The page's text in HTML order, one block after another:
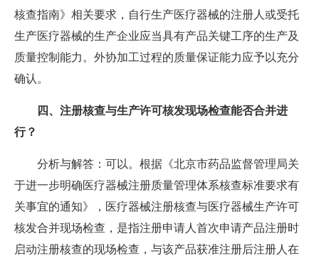
核查指南》相关要求，自行生产医疗器械的注册人或受托
生产医疗器械的生产企业应当具有产品关键工序的生产及
质量控制能力。外协加工过程的质量保证能力应予以充分
确认。
四、注册核查与生产许可核发现场检查能否合并进
行？
分析与解答：可以。根据《北京市药品监督管理局关
于进一步明确医疗器械注册质量管理体系核查标准要求有
关事宜的通知》，医疗器械注册核查与医疗器械生产许可
核发合并现场检查，是指注册申请人首次申请产品注册时
启动注册核查的现场检查，与该产品获准注册后注册人在